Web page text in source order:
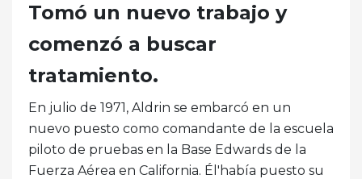
Tomó un nuevo trabajo y
comenzó a buscar
tratamiento.
En julio de 1971, Aldrin se embarcó en un
nuevo puesto como comandante de la escuela
piloto de pruebas en la Base Edwards de la
Fuerza Aérea en California. Él'había puesto su